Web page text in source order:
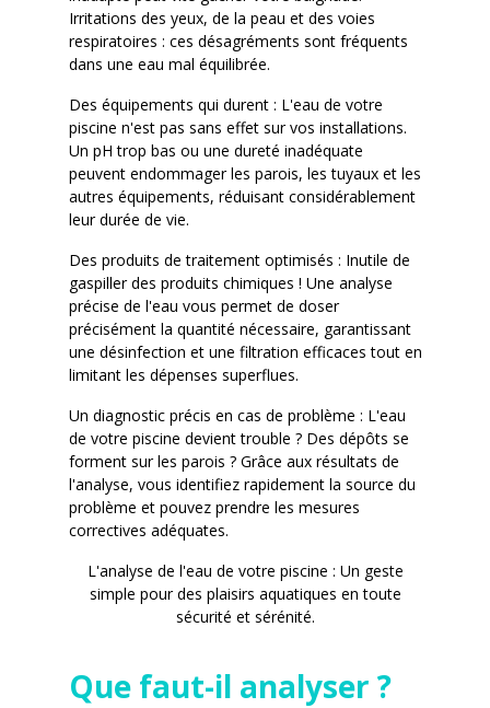
Irritations des yeux, de la peau et des voies
respiratoires : ces désagréments sont fréquents
dans une eau mal équilibrée.
Des équipements qui durent : L'eau de votre
piscine n'est pas sans effet sur vos installations.
Un pH trop bas ou une dureté inadéquate
peuvent endommager les parois, les tuyaux et les
autres équipements, réduisant considérablement
leur durée de vie.
Des produits de traitement optimisés : Inutile de
gaspiller des produits chimiques ! Une analyse
précise de l'eau vous permet de doser
précisément la quantité nécessaire, garantissant
une désinfection et une filtration efficaces tout en
limitant les dépenses superflues.
Un diagnostic précis en cas de problème : L'eau
de votre piscine devient trouble ? Des dépôts se
forment sur les parois ? Grâce aux résultats de
l'analyse, vous identifiez rapidement la source du
problème et pouvez prendre les mesures
correctives adéquates.
L'analyse de l'eau de votre piscine : Un geste
simple pour des plaisirs aquatiques en toute
sécurité et sérénité.
Que faut-il analyser ?